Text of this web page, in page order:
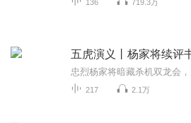
136 719.3万
五虎演义丨杨家将续评
217 2.1万